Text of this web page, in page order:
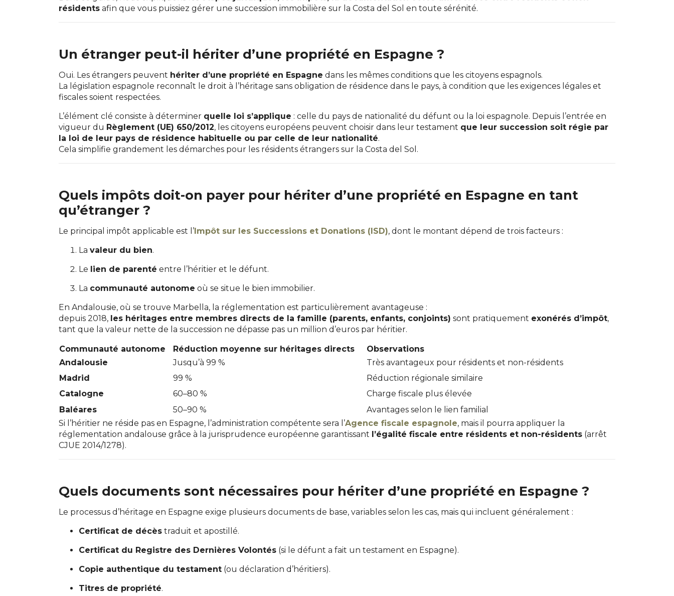
résidents afin que vous puissiez gérer une succession immobilière sur la Costa del Sol en toute sérénité.
Un étranger peut-il hériter d’une propriété en Espagne ?
Oui. Les étrangers peuvent hériter d’une propriété en Espagne dans les mêmes conditions que les citoyens espagnols.
La législation espagnole reconnaît le droit à l’héritage sans obligation de résidence dans le pays, à condition que les exigences légales et
fiscales soient respectées.
L’élément clé consiste à déterminer quelle loi s’applique : celle du pays de nationalité du défunt ou la loi espagnole. Depuis l’entrée en
vigueur du Règlement (UE) 650/2012, les citoyens européens peuvent choisir dans leur testament que leur succession soit régie par
la loi de leur pays de résidence habituelle ou par celle de leur nationalité.
Cela simplifie grandement les démarches pour les résidents étrangers sur la Costa del Sol.
Quels impôts doit-on payer pour hériter d’une propriété en Espagne en tant
qu’étranger ?
Le principal impôt applicable est l’Impôt sur les Successions et Donations (ISD), dont le montant dépend de trois facteurs :
La valeur du bien.
Le lien de parenté entre l’héritier et le défunt.
La communauté autonome où se situe le bien immobilier.
En Andalousie, où se trouve Marbella, la réglementation est particulièrement avantageuse :
depuis 2018, les héritages entre membres directs de la famille (parents, enfants, conjoints) sont pratiquement exonérés d’impôt,
tant que la valeur nette de la succession ne dépasse pas un million d’euros par héritier.
Communauté autonome Réduction moyenne sur héritages directs
Observations
Andalousie
Jusqu’à 99 %
Très avantageux pour résidents et non-résidents
Madrid
99 %
Réduction régionale similaire
Catalogne
60–80 %
Charge fiscale plus élevée
Baléares
50–90 %
Avantages selon le lien familial
Si l’héritier ne réside pas en Espagne, l’administration compétente sera l’Agence fiscale espagnole, mais il pourra appliquer la
réglementation andalouse grâce à la jurisprudence européenne garantissant l’égalité fiscale entre résidents et non-résidents (arrêt
CJUE 2014/1278).
Quels documents sont nécessaires pour hériter d’une propriété en Espagne ?
Le processus d’héritage en Espagne exige plusieurs documents de base, variables selon les cas, mais qui incluent généralement :
Certificat de décès traduit et apostillé.
Certificat du Registre des Dernières Volontés (si le défunt a fait un testament en Espagne).
Copie authentique du testament (ou déclaration d’héritiers).
Titres de propriété.